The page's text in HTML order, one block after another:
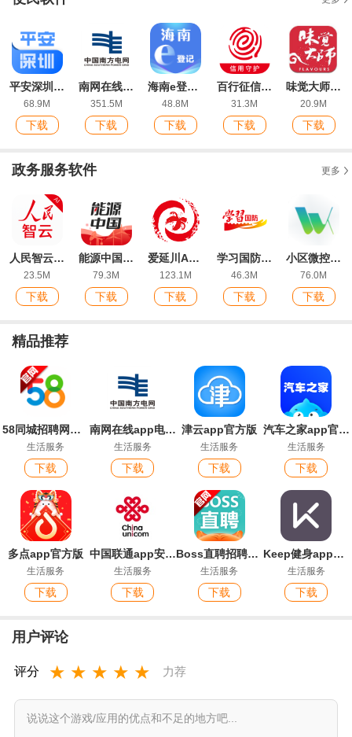
平安深圳app最新版
68.9M
下载
南网在线app电费查缴软件
351.5M
下载
海南e登记app手机版
48.8M
下载
百行征信个人查询app官方版
31.3M
下载
味觉大师app最新版
20.9M
下载
政务服务软件 更多
人民智云客户端
23.5M
下载
能源中国app最新版本
79.3M
下载
爱延川App手机版
123.1M
下载
学习国防app官方版
46.3M
下载
小区微控app手机版
76.0M
下载
精品推荐
58同城招聘网找工作app安卓版
生活服务
下载
南网在线app电费查缴软件
生活服务
下载
津云app官方版
生活服务
下载
汽车之家app官方版
生活服务
下载
多点app官方版
生活服务
下载
中国联通app安卓版
生活服务
下载
Boss直聘招聘官方版app
生活服务
下载
Keep健身app官方版
生活服务
下载
用户评论
评分 ★ ★ ★ ★ ★ 力荐